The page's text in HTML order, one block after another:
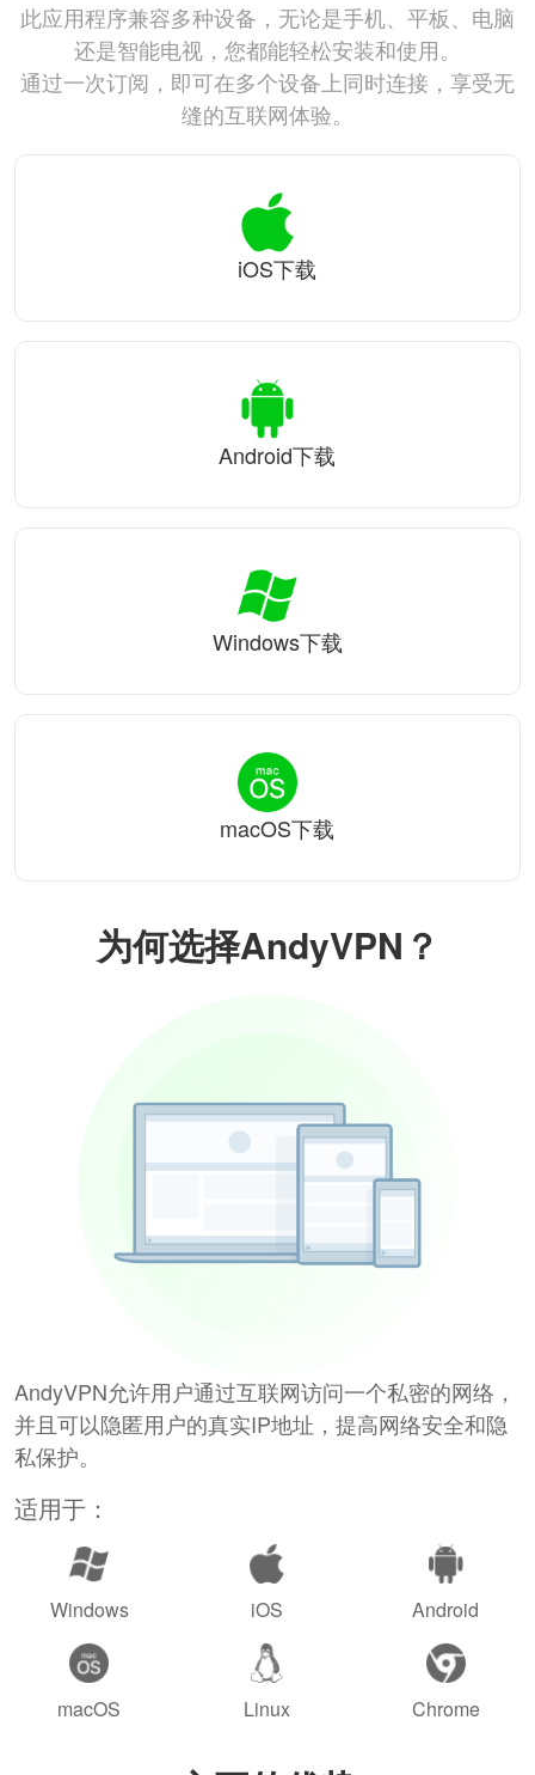
为何选择AndyVPN？
AndyVPN允许用户通过互联网访问一个私密的网络，
并且可以隐匿用户的真实IP地址，提高网络安全和隐
私保护。
适用于：
Windows iOS Android
macOS Linux Chrome
此应用程序兼容多种设备，无论是手机、平板、电脑
还是智能电视，您都能轻松安装和使用。
通过一次订阅，即可在多个设备上同时连接，享受无
缝的互联网体验。
iOS下载
Android下载
Windows下载
macOS下载